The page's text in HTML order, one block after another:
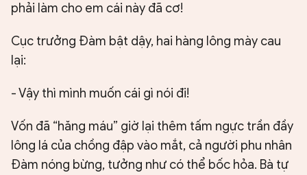
phải làm cho em cái này đã cơ!
Cục trưởng Đàm bật dậy, hai hàng lông mày cau
lại:
- Vậy thì mình muốn cái gì nói đi!
Vốn đã “hăng máu” giờ lại thêm tấm ngực trần đầy
lông lá của chồng đập vào mắt, cả người phu nhân
Đàm nóng bừng, tưởng như có thể bốc hỏa. Bà tự